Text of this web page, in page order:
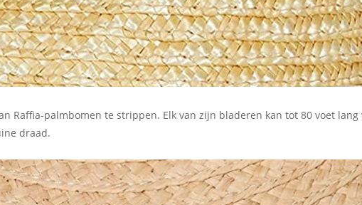
Raffia-palmbomen te strippen. Elk van zijn bladeren kan tot 80 voet
draad.